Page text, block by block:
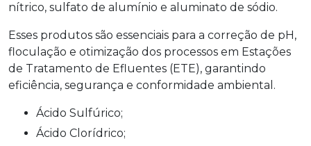
nítrico, sulfato de alumínio e aluminato de sódio.
Esses produtos são essenciais para a correção de pH,
floculação e otimização dos processos em Estações
de Tratamento de Efluentes (ETE), garantindo
eficiência, segurança e conformidade ambiental.
Ácido Sulfúrico;
Ácido Clorídrico;